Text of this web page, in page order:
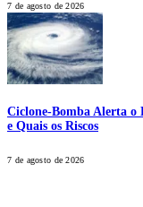
7 de agosto de 2026
Ciclone-Bomba Alerta o
e Quais os Riscos
7 de agosto de 2026